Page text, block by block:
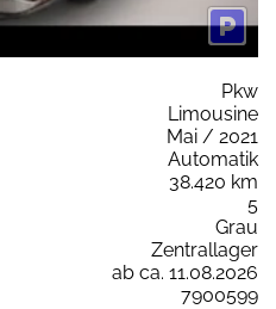
Pkw
Limousine
Mai / 2021
Automatik
38.420 km
5
Grau
Zentrallager
ab ca. 11.08.2026
7900599